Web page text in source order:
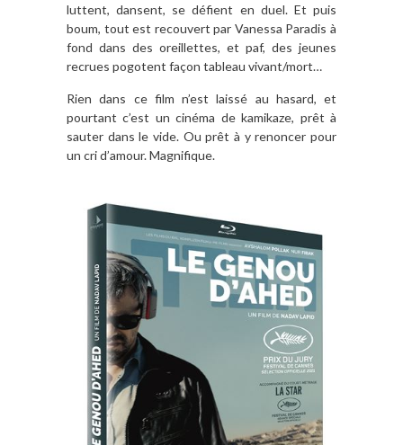
luttent, dansent, se défient en duel. Et puis
boum, tout est recouvert par Vanessa Paradis à
fond dans des oreillettes, et paf, des jeunes
recrues pogotent façon tableau vivant/mort…
Rien dans ce film n’est laissé au hasard, et
pourtant c’est un cinéma de kamikaze, prêt à
sauter dans le vide. Ou prêt à y renoncer pour
un cri d’amour. Magnifique.